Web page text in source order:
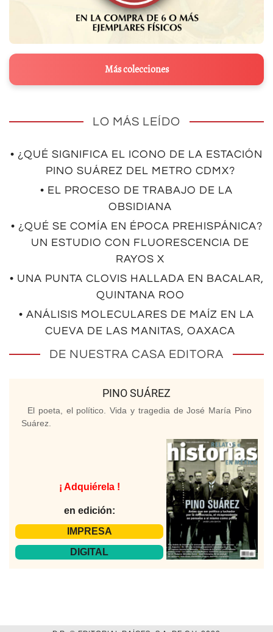
Más colecciones
LO MÁS LEÍDO
• ¿QUÉ SIGNIFICA EL ICONO DE LA ESTACIÓN
PINO SUÁREZ DEL METRO CDMX?
• EL PROCESO DE TRABAJO DE LA
OBSIDIANA
• ¿QUÉ SE COMÍA EN ÉPOCA PREHISPÁNICA?
UN ESTUDIO CON FLUORESCENCIA DE
RAYOS X
• UNA PUNTA CLOVIS HALLADA EN BACALAR,
QUINTANA ROO
• ANÁLISIS MOLECULARES DE MAÍZ EN LA
CUEVA DE LAS MANITAS, OAXACA
DE NUESTRA CASA EDITORA
PINO SUÁREZ
El poeta, el político. Vida y tragedia de José María Pino
Suárez.
¡ Adquiérela !
en edición:
IMPRESA
DIGITAL